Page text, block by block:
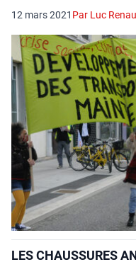
12 mars 2021 Par Luc
LES CHAUSSURES